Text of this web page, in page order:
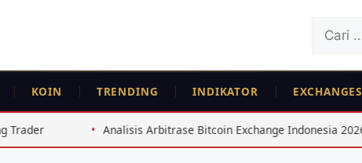
Cari
KOIN TRENDING INDIKATOR EXCHANGES
Analisis Arbitrase Bitcoin Exchange Indonesia 2026